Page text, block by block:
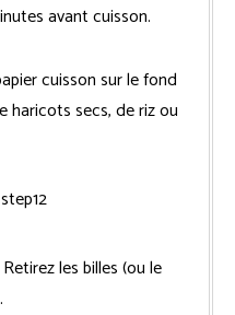
avant cuisson.
cuisson sur le fond
haricots secs, de riz ou
les billes (ou le